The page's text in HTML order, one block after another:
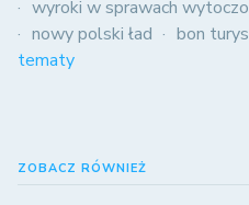
wyroki w sprawach
nowy polski ład
bon
tematy
ZOBACZ RÓWNIEŻ